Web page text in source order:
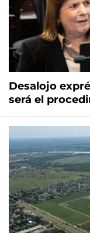
Desalojo
será el